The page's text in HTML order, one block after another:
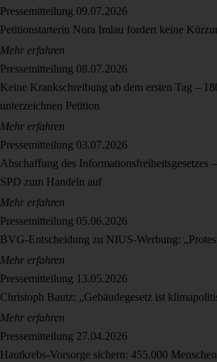
Pressemitteilung 09.07.2026
Petitionstarterin Nora Imlau fordert keine
Mehr erfahren
Pressemitteilung 08.07.2026
Keine Krankschreibung ab dem ersten Tag –
unterzeichnen Petition
Mehr erfahren
Pressemitteilung 03.07.2026
Abschaffung des Informationsfreiheitsgesetzes
SPD zum Handeln auf
Mehr erfahren
Pressemitteilung 05.06.2026
BVG-Entscheidung zu NIUS-Werbung:
Mehr erfahren
Pressemitteilung 13.05.2026
Christoph Bautz: „Gebäudegesetz ist
Mehr erfahren
Pressemitteilung 27.04.2026
Hautkrebs-Vorsorge sichern: 455.000